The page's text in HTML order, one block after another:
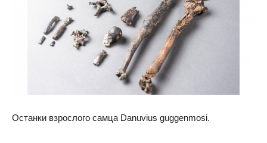
Останки взрослого самца Danuvius guggenmosi.